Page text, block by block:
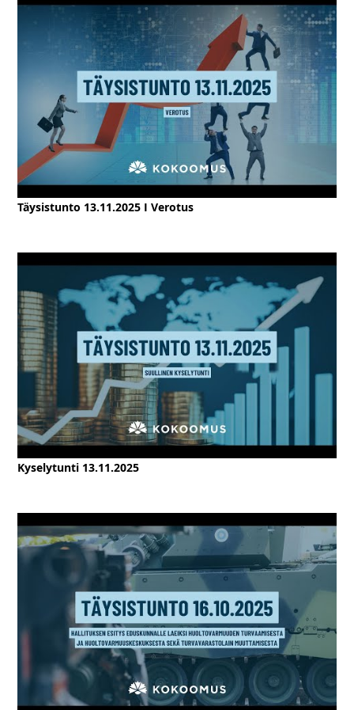
Täysistunto 13.11.2025 I Verotus
Kyselytunti 13.11.2025